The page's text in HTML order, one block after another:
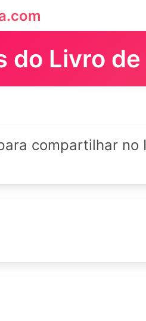
do Livro de
compartilhar no